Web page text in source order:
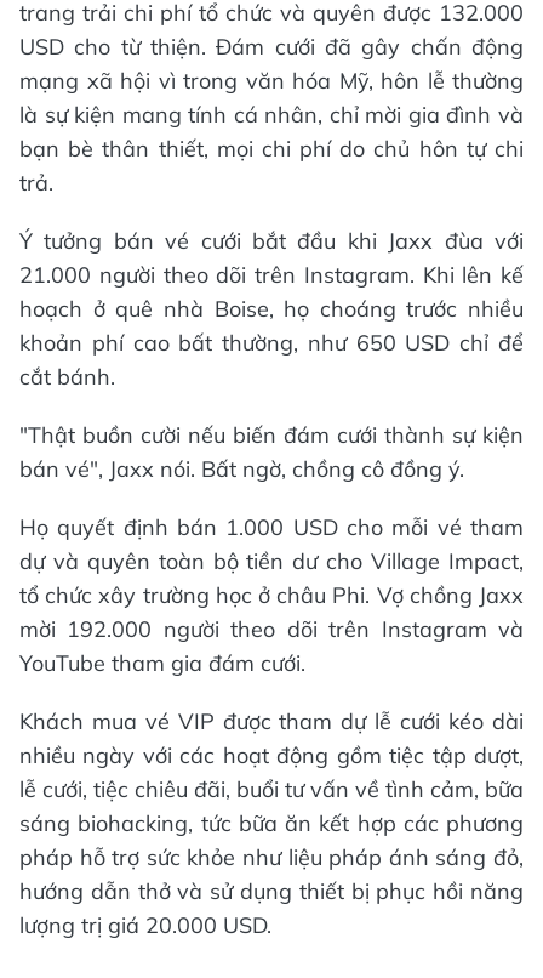
trang trải chi phí tổ chức và quyên được 132.000
USD cho từ thiện. Đám cưới đã gây chấn động
mạng xã hội vì trong văn hóa Mỹ, hôn lễ thường
là sự kiện mang tính cá nhân, chỉ mời gia đình và
bạn bè thân thiết, mọi chi phí do chủ hôn tự chi
trả.
Ý tưởng bán vé cưới bắt đầu khi Jaxx đùa với
21.000 người theo dõi trên Instagram. Khi lên kế
hoạch ở quê nhà Boise, họ choáng trước nhiều
khoản phí cao bất thường, như 650 USD chỉ để
cắt bánh.
"Thật buồn cười nếu biến đám cưới thành sự kiện
bán vé", Jaxx nói. Bất ngờ, chồng cô đồng ý.
Họ quyết định bán 1.000 USD cho mỗi vé tham
dự và quyên toàn bộ tiền dư cho Village Impact,
tổ chức xây trường học ở châu Phi. Vợ chồng Jaxx
mời 192.000 người theo dõi trên Instagram và
YouTube tham gia đám cưới.
Khách mua vé VIP được tham dự lễ cưới kéo dài
nhiều ngày với các hoạt động gồm tiệc tập dượt,
lễ cưới, tiệc chiêu đãi, buổi tư vấn về tình cảm, bữa
sáng biohacking, tức bữa ăn kết hợp các phương
pháp hỗ trợ sức khỏe như liệu pháp ánh sáng đỏ,
hướng dẫn thở và sử dụng thiết bị phục hồi năng
lượng trị giá 20.000 USD.